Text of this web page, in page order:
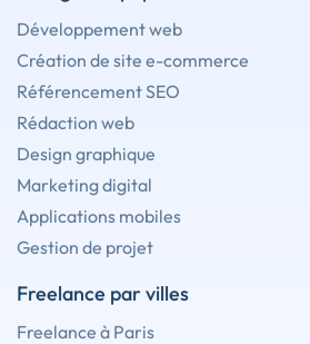
Développement web
Création de site e-commerce
Référencement SEO
Rédaction web
Design graphique
Marketing digital
Applications mobiles
Gestion de projet
Freelance par villes
Freelance à Paris